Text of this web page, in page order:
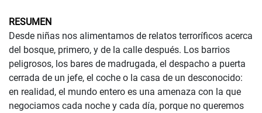
RESUMEN
Desde niñas nos alimentamos de relatos terroríficos acerca
del bosque, primero, y de la calle después. Los barrios
peligrosos, los bares de madrugada, el despacho a puerta
cerrada de un jefe, el coche o la casa de un desconocido:
en realidad, el mundo entero es una amenaza con la que
negociamos cada noche y cada día, porque no queremos